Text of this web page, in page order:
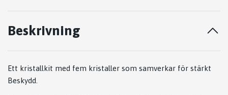
Beskrivning
Ett kristallkit med fem kristaller som samverkar för stärkt
Beskydd.